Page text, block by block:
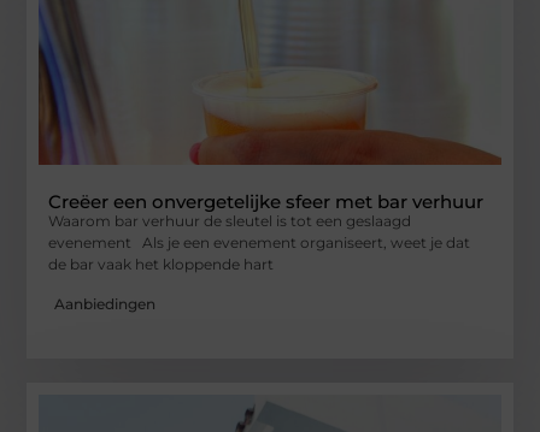
Creëer een onvergetelijke sfeer met bar verhuur
Waarom bar verhuur de sleutel is tot een geslaagd
evenement Als je een evenement organiseert, weet je dat
de bar vaak het kloppende hart
Aanbiedingen